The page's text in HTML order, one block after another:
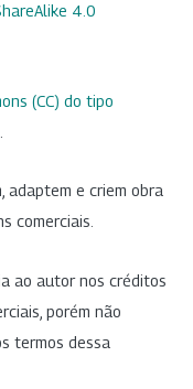
4.0
(CC) do tipo
adaptem e criem obra
comerciais.
ao autor nos créditos
porém não
termos dessa